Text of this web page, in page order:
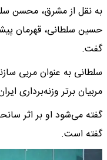
به نقل از مشرق، محسن
حسین سلطانی، قهرمان
گفت.
سلطانی به عنوان مربی
مربیان برتر وزنه‌برداری
گفته می‌شود او بر اثر
گفته است.